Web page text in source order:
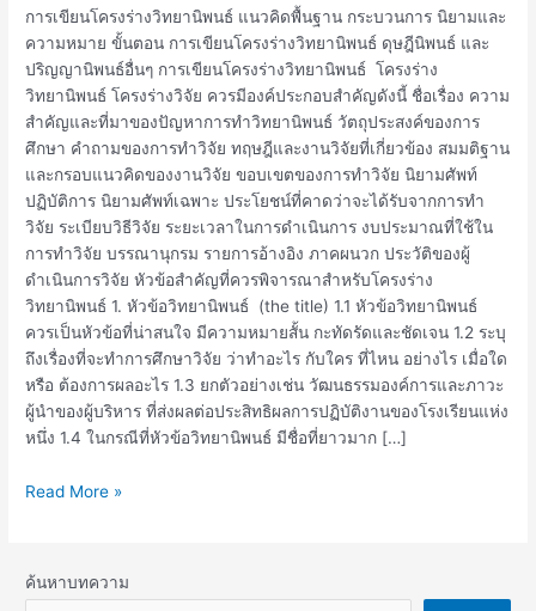
การเขียนโครงร่างวิทยานิพนธ์ แนวคิดพื้นฐาน กระบวนการ นิยามและ
ความหมาย ขั้นตอน การเขียนโครงร่างวิทยานิพนธ์ ดุษฎีนิพนธ์ และ
ปริญญานิพนธ์อื่นๆ การเขียนโครงร่างวิทยานิพนธ์ โครงร่าง
วิทยานิพนธ์ โครงร่างวิจัย ควรมีองค์ประกอบสำคัญดังนี้ ชื่อเรื่อง ความ
สำคัญและที่มาของปัญหาการทำวิทยานิพนธ์ วัตถุประสงค์ของการ
ศึกษา คำถามของการทำวิจัย ทฤษฎีและงานวิจัยที่เกี่ยวข้อง สมมติฐาน
และกรอบแนวคิดของงานวิจัย ขอบเขตของการทำวิจัย นิยามศัพท์
ปฏิบัติการ นิยามศัพท์เฉพาะ ประโยชน์ที่คาดว่าจะได้รับจากการทำ
วิจัย ระเบียบวิธีวิจัย ระยะเวลาในการดำเนินการ งบประมาณที่ใช้ใน
การทำวิจัย บรรณานุกรม รายการอ้างอิง ภาคผนวก ประวัติของผู้
ดำเนินการวิจัย หัวข้อสำคัญที่ควรพิจารณาสำหรับโครงร่าง
วิทยานิพนธ์ 1. หัวข้อวิทยานิพนธ์ (the title) 1.1 หัวข้อวิทยานิพนธ์
ควรเป็นหัวข้อที่น่าสนใจ มีความหมายสั้น กะทัดรัดและชัดเจน 1.2 ระบุ
ถึงเรื่องที่จะทำการศึกษาวิจัย ว่าทำอะไร กับใคร ที่ไหน อย่างไร เมื่อใด
หรือ ต้องการผลอะไร 1.3 ยกตัวอย่างเช่น วัฒนธรรมองค์การและภาวะ
ผู้นำของผู้บริหาร ที่ส่งผลต่อประสิทธิผลการปฏิบัติงานของโรงเรียนแห่ง
หนึ่ง 1.4 ในกรณีที่หัวข้อวิทยานิพนธ์ มีชื่อที่ยาวมาก […]
ปริญญา
นิพนธ์
Read More »
ค้นหาบทความ